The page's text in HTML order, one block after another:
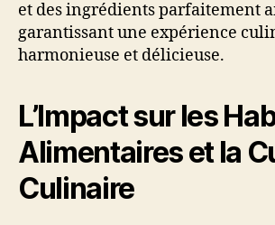
et des ingrédients parfaitement
garantissant une expérience
harmonieuse et délicieuse.
L’Impact sur les
Alimentaires et la
Culinaire